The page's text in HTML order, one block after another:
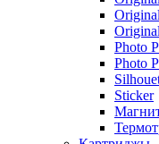
Photo
Photo
Sticker